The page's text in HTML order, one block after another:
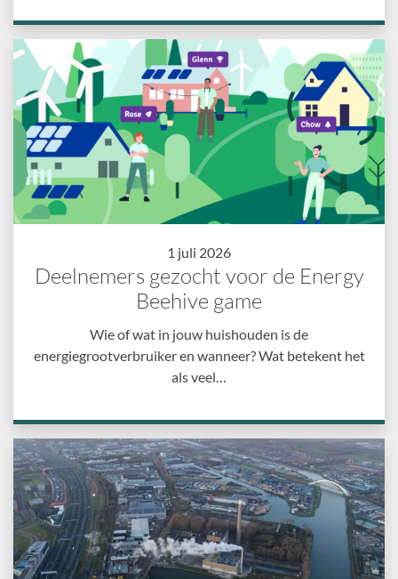
1 juli 2026
Deelnemers gezocht voor de Energy
Beehive game
Wie of wat in jouw huishouden is de
energiegrootverbruiker en wanneer? Wat betekent het
als veel…